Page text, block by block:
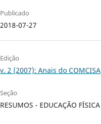
Publicado
2018-07-27
Edição
v. 2 (2007): Anais do COMCISA
Seção
RESUMOS - EDUCAÇÃO FÍSICA